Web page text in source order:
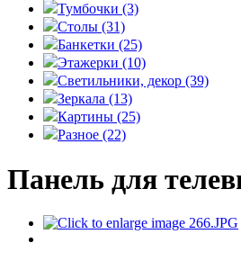
Тумбочки (3)
Столы (31)
Банкетки (25)
Этажерки (10)
Светильники, декор (39)
Зеркала (13)
Картины (25)
Разное (22)
Панель для